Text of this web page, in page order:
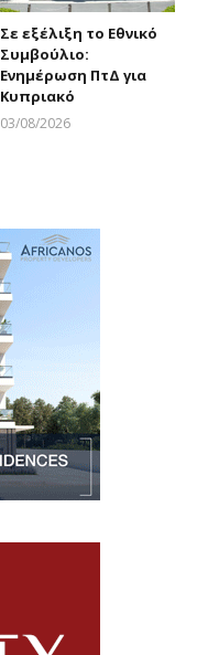
Σε εξέλιξη το Εθνικό
Συμβούλιο:
Ενημέρωση ΠτΔ για
Κυπριακό
03/08/2026